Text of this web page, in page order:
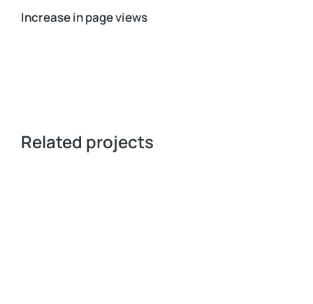
Increase in page views
Related projects